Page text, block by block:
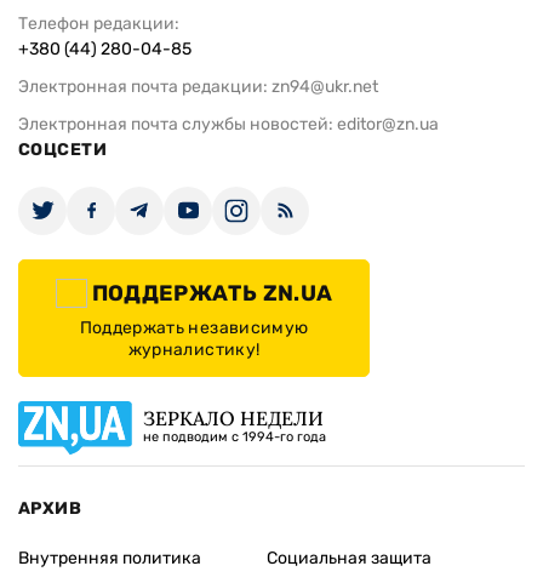
Телефон редакции:
+380 (44) 280-04-85
Электронная почта редакции: zn94@ukr.net
Электронная почта службы новостей: editor@zn.ua
СОЦСЕТИ
ПОДДЕРЖАТЬ ZN.UA
Поддержать независимую
журналистику!
ЗЕРКАЛО НЕДЕЛИ
не подводим с 1994-го года
АРХИВ
Внутренняя политика
Социальная защита